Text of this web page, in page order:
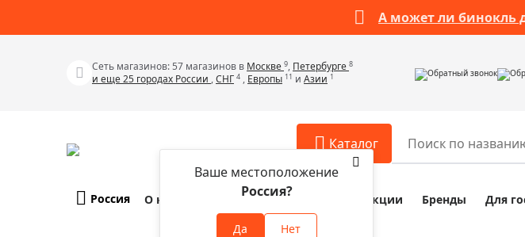
А может ли бинокль
Сеть магазинов: 57 магазинов в Москве 9, Петербурге 8
и еще 25 городах России ,СНГ 4 , Европы 11 и Азии 1 Обратный звонок
Каталог
Телескопы
Россия
Ваше местоположение
Россия?
Да Нет
О компании Оплата и доставка Акции Бренды Для